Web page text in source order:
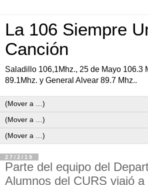
La 106 Siempre
Canción
Saladillo 106,1Mhz., 25 de Mayo 106.3
89.1Mhz. y General Alvear 89.7 Mhz..
27/2/19
Parte del equipo del
Alumnos del CURS viajó a